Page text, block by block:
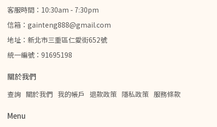
客服時間：10:30am - 7:30pm
信箱：gainteng888@gmail.com
地址：新北市三重區仁愛街652號
統一編號：91695198
關於我們
查詢 關於我們 我的帳戶 退款政策 隱私政策 服務條款
Menu